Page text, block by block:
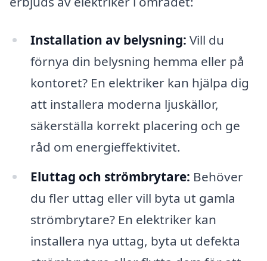
Installation av belysning: Vill du
förnya din belysning hemma eller på
kontoret? En elektriker kan hjälpa dig
att installera moderna ljuskällor,
säkerställa korrekt placering och ge
råd om energieffektivitet.
Eluttag och strömbrytare: Behöver
du fler uttag eller vill byta ut gamla
strömbrytare? En elektriker kan
installera nya uttag, byta ut defekta